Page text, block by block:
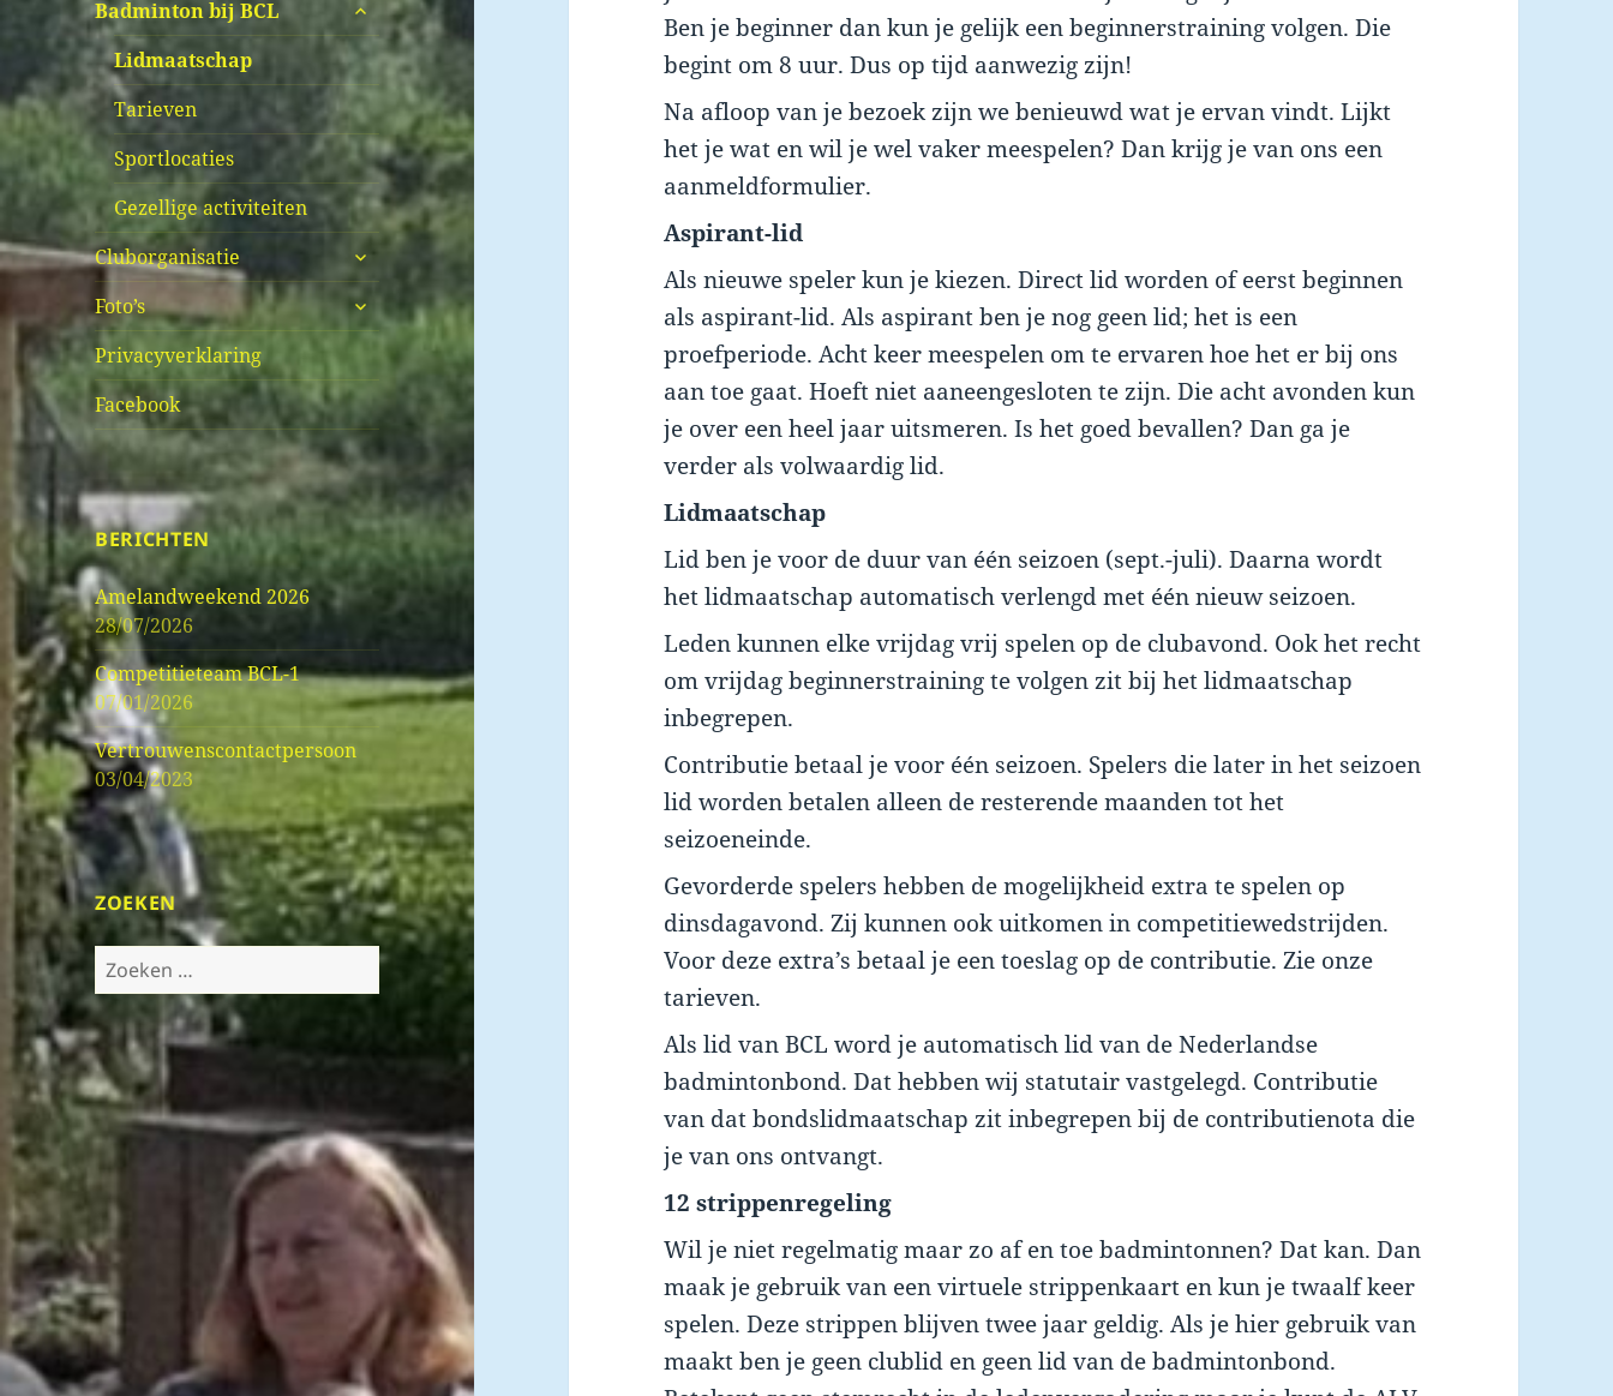
Badminton bij BCL
uitvouwen
Lidmaatschap
Tarieven
Sportlocaties
Gezellige activiteiten
Cluborganisatie
submenu
uitvouwen
Foto’s
submenu
uitvouwen
Privacyverklaring
Facebook
BERICHTEN
Amelandweekend 2026
28/07/2026
Competitieteam BCL-1
07/01/2026
Vertrouwenscontactpersoon
03/04/2023
ZOEKEN
Zoeken
naar:
Ben je beginner dan kun je gelijk een beginnerstraining volgen. Die
begint om 8 uur. Dus op tijd aanwezig zijn!
Na afloop van je bezoek zijn we benieuwd wat je ervan vindt. Lijkt
het je wat en wil je wel vaker meespelen? Dan krijg je van ons een
aanmeldformulier.
Aspirant-lid
Als nieuwe speler kun je kiezen. Direct lid worden of eerst beginnen
als aspirant-lid. Als aspirant ben je nog geen lid; het is een
proefperiode. Acht keer meespelen om te ervaren hoe het er bij ons
aan toe gaat. Hoeft niet aaneengesloten te zijn. Die acht avonden kun
je over een heel jaar uitsmeren. Is het goed bevallen? Dan ga je
verder als volwaardig lid.
Lidmaatschap
Lid ben je voor de duur van één seizoen (sept.-juli). Daarna wordt
het lidmaatschap automatisch verlengd met één nieuw seizoen.
Leden kunnen elke vrijdag vrij spelen op de clubavond. Ook het recht
om vrijdag beginnerstraining te volgen zit bij het lidmaatschap
inbegrepen.
Contributie betaal je voor één seizoen. Spelers die later in het seizoen
lid worden betalen alleen de resterende maanden tot het
seizoeneinde.
Gevorderde spelers hebben de mogelijkheid extra te spelen op
dinsdagavond. Zij kunnen ook uitkomen in competitiewedstrijden.
Voor deze extra’s betaal je een toeslag op de contributie. Zie onze
tarieven.
Als lid van BCL word je automatisch lid van de Nederlandse
badmintonbond. Dat hebben wij statutair vastgelegd. Contributie
van dat bondslidmaatschap zit inbegrepen bij de contributienota die
je van ons ontvangt.
12 strippenregeling
Wil je niet regelmatig maar zo af en toe badmintonnen? Dat kan. Dan
maak je gebruik van een virtuele strippenkaart en kun je twaalf keer
spelen. Deze strippen blijven twee jaar geldig. Als je hier gebruik van
maakt ben je geen clublid en geen lid van de badmintonbond.